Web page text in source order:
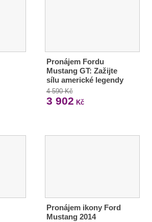
Pronájem Fordu
Mustang GT: Zažijte
sílu americké legendy
4 590 Kč
3 902 Kč
Pronájem ikony Ford
Mustang 2014